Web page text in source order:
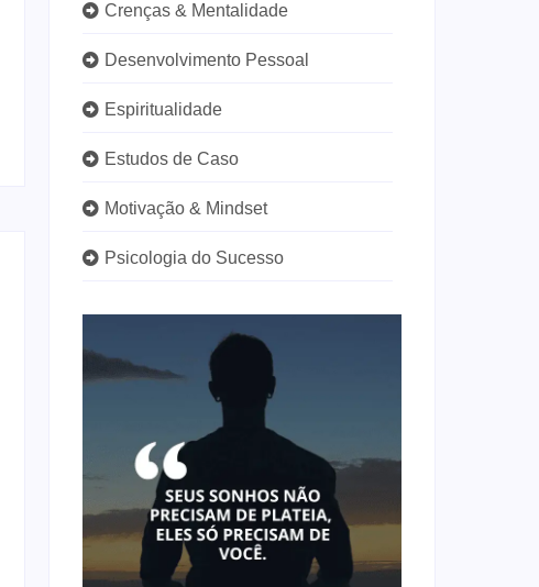
Crenças & Mentalidade
Desenvolvimento Pessoal
Espiritualidade
Estudos de Caso
Motivação & Mindset
Psicologia do Sucesso